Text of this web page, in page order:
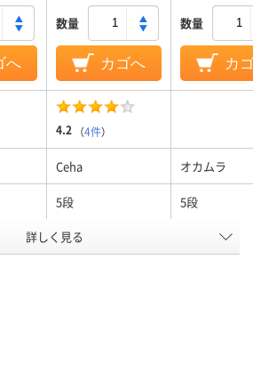
へ
数量
カゴへ
数量
カ
4.2 （4件）
Ceha オカムラ
5段 5段
き扉タ
両開き／片開き扉タ
イプ
両開き書庫
書庫
詳しく見る